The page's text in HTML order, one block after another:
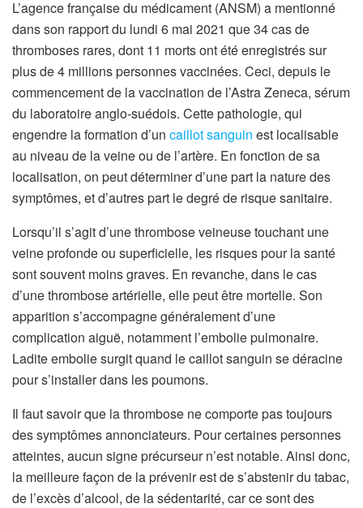
L’agence française du médicament (ANSM) a mentionné
dans son rapport du lundi 6 mai 2021 que 34 cas de
thromboses rares, dont 11 morts ont été enregistrés sur
plus de 4 millions personnes vaccinées. Ceci, depuis le
commencement de la vaccination de l’Astra Zeneca, sérum
du laboratoire anglo-suédois. Cette pathologie, qui
engendre la formation d’un caillot sanguin est localisable
au niveau de la veine ou de l’artère. En fonction de sa
localisation, on peut déterminer d’une part la nature des
symptômes, et d’autres part le degré de risque sanitaire.
Lorsqu’il s’agit d’une thrombose veineuse touchant une
veine profonde ou superficielle, les risques pour la santé
sont souvent moins graves. En revanche, dans le cas
d’une thrombose artérielle, elle peut être mortelle. Son
apparition s’accompagne généralement d’une
complication aiguë, notamment l’embolie pulmonaire.
Ladite embolie surgit quand le caillot sanguin se déracine
pour s’installer dans les poumons.
Il faut savoir que la thrombose ne comporte pas toujours
des symptômes annonciateurs. Pour certaines personnes
atteintes, aucun signe précurseur n’est notable. Ainsi donc,
la meilleure façon de la prévenir est de s’abstenir du tabac,
de l’excès d’alcool, de la sédentarité, car ce sont des